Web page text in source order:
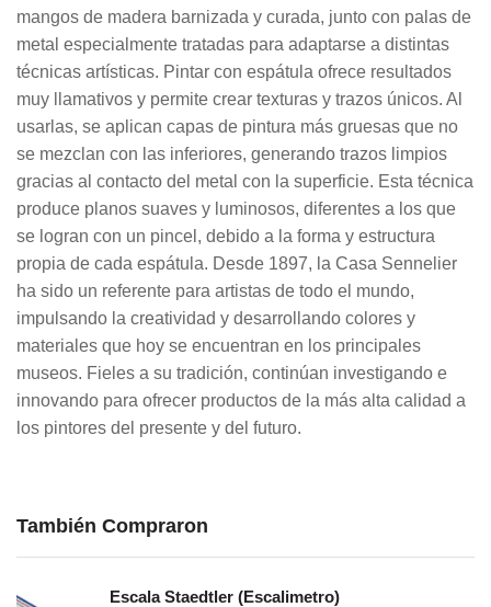
mangos de madera barnizada y curada, junto con palas de
metal especialmente tratadas para adaptarse a distintas
técnicas artísticas. Pintar con espátula ofrece resultados
muy llamativos y permite crear texturas y trazos únicos. Al
usarlas, se aplican capas de pintura más gruesas que no
se mezclan con las inferiores, generando trazos limpios
gracias al contacto del metal con la superficie. Esta técnica
produce planos suaves y luminosos, diferentes a los que
se logran con un pincel, debido a la forma y estructura
propia de cada espátula. Desde 1897, la Casa Sennelier
ha sido un referente para artistas de todo el mundo,
impulsando la creatividad y desarrollando colores y
materiales que hoy se encuentran en los principales
museos. Fieles a su tradición, continúan investigando e
innovando para ofrecer productos de la más alta calidad a
los pintores del presente y del futuro.
También Compraron
Escala Staedtler (Escalimetro)